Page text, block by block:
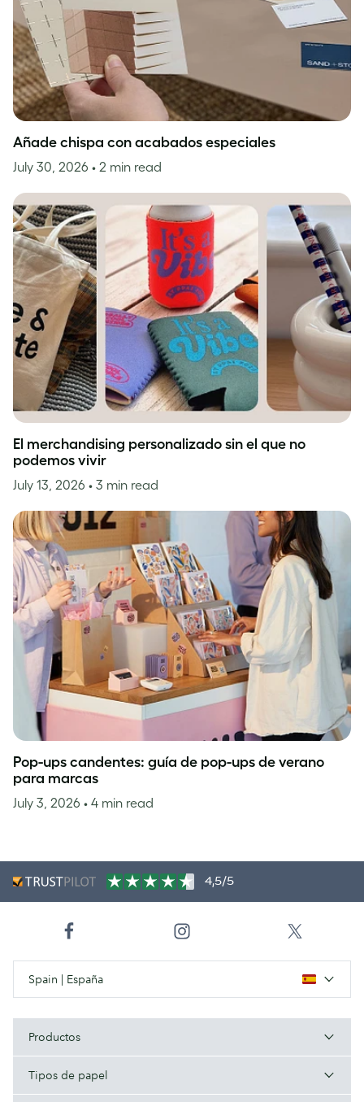
Añade chispa con acabados especiales
July 30, 2026 • 2 min read
El merchandising personalizado sin el que no
podemos vivir
July 13, 2026 • 3 min read
Pop-ups candentes: guía de pop-ups de verano
para marcas
July 3, 2026 • 4 min read
4,5/5
Spain | España
Productos
Tipos de papel